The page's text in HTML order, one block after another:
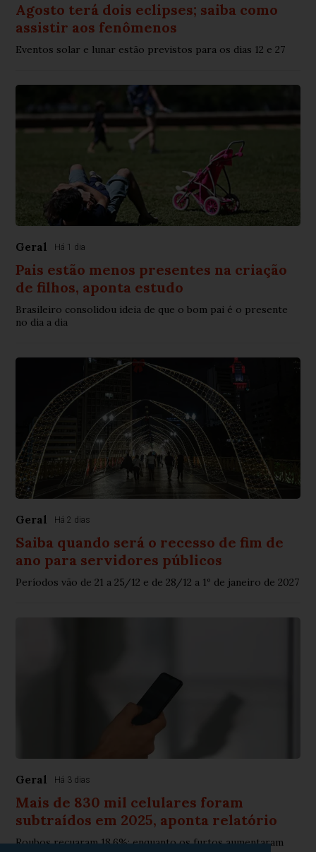
Agosto terá dois eclipses; saiba como
assistir aos fenômenos
Eventos solar e lunar estão previstos para os dias 12 e 27
Geral Há 1 dia
Pais estão menos presentes na criação
de filhos, aponta estudo
Brasileiro consolidou ideia de que o bom pai é o presente
no dia a dia
Geral Há 2 dias
Saiba quando será o recesso de fim de
ano para servidores públicos
Períodos vão de 21 a 25/12 e de 28/12 a 1º de janeiro de 2027
Geral Há 3 dias
Mais de 830 mil celulares foram
subtraídos em 2025, aponta relatório
Roubos recuaram 18,6%; enquanto os furtos aumentaram